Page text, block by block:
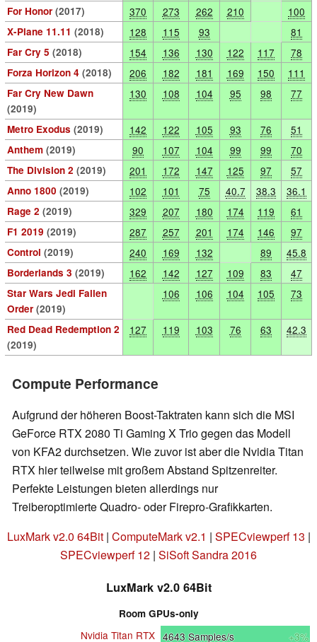
For Honor (2017) 370 273 262 210 100
X-Plane 11.11 (2018) 128 115 93 81
Far Cry 5 (2018) 154 136 130 122 117 78
Forza Horizon 4 (2018) 206 182 181 169 150 111
Far Cry New Dawn
(2019)
130 108 104 95 98 77
Metro Exodus (2019) 142 122 105 93 76 51
Anthem (2019) 90 107 104 99 99 70
The Division 2 (2019) 201 172 147 125 97 57
Anno 1800 (2019) 102 101 75 40.7 38.3 36.1
Rage 2 (2019) 329 207 180 174 119 61
F1 2019 (2019) 287 257 201 174 146 97
Control (2019) 240 169 132 89 45.8
Borderlands 3 (2019) 162 142 127 109 83 47
Star Wars Jedi Fallen
Order (2019)
106 106 104 105 73
Red Dead Redemption 2
(2019)
127 119 103 76 63 42.3
Compute Performance
Aufgrund der höheren Boost-Taktraten kann sich die MSI
GeForce RTX 2080 Ti Gaming X Trio gegen das Modell
von KFA2 durchsetzen. Wie zuvor ist aber die Nvidia Titan
RTX hier teilweise mit großem Abstand Spitzenreiter.
Perfekte Leistungen bieten allerdings nur
Treiberoptimierte Quadro- oder Firepro-Grafikkarten.
LuxMark v2.0 64Bit| ComputeMark v2.1 | SPECviewperf 13 |
SPECviewperf 12 | SiSoft Sandra 2016
LuxMark v2.0 64Bit
Room GPUs-only
Nvidia Titan RTX 4643 Samples/s +3%